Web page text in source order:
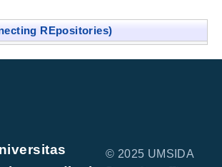
REpositories)
© 2025 UMSIDA